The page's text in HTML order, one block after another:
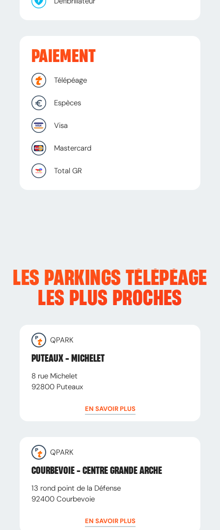
PAIEMENT
Télépéage
Espèces
Visa
Mastercard
Total GR
LES PARKINGS TÉLÉPÉAGE
LES PLUS PROCHES
QPARK
PUTEAUX - MICHELET
8 rue Michelet
92800 Puteaux
EN SAVOIR PLUS
QPARK
COURBEVOIE - CENTRE GRANDE ARCHE
13 rond point de la Défense
92400 Courbevoie
EN SAVOIR PLUS